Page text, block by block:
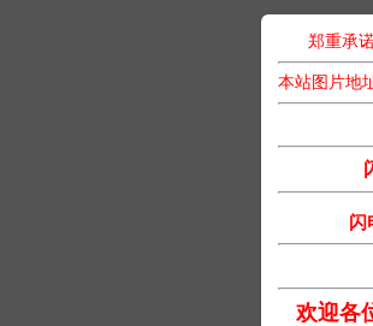
郑重承
本站图片地
闪
欢迎各